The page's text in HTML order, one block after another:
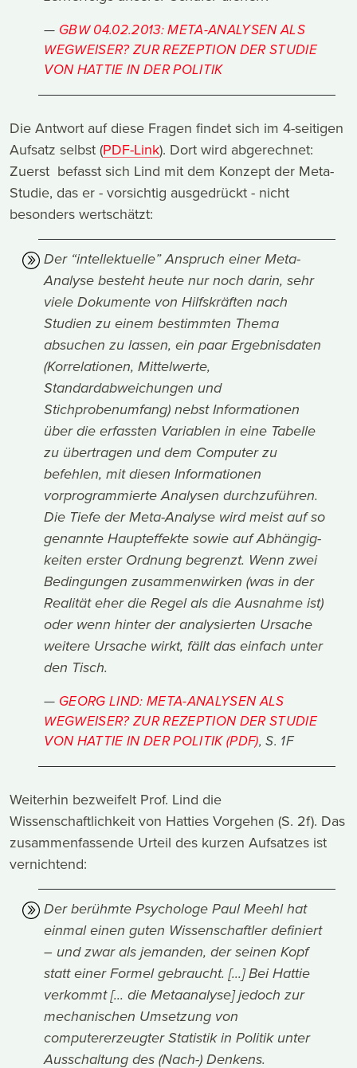
GBW 04.02.2013: META-ANALYSEN ALS
WEGWEISER? ZUR REZEPTION DER STUDIE
VON HATTIE IN DER POLITIK
Die Antwort auf diese Fragen findet sich im 4-seitigen
Aufsatz selbst (PDF-Link). Dort wird abgerechnet:
Zuerst befasst sich Lind mit dem Konzept der Meta-
Studie, das er - vorsichtig ausgedrückt - nicht
besonders wertschätzt:
Der “intellektuelle” Anspruch einer Meta-
Analyse besteht heute nur noch darin, sehr
viele Dokumente von Hilfskräften nach
Studien zu einem bestimmten Thema
absuchen zu lassen, ein paar Ergebnisdaten
(Korrelationen, Mittelwerte,
Standardabweichungen und
Stichprobenumfang) nebst Informationen
über die erfassten Variablen in eine Tabelle
zu übertragen und dem Computer zu
befehlen, mit diesen Informationen
vorprogrammierte Analysen durchzuführen.
Die Tiefe der Meta-Analyse wird meist auf so
genannte Haupteffekte sowie auf Abhängig-
keiten erster Ordnung begrenzt. Wenn zwei
Bedingungen zusammenwirken (was in der
Realität eher die Regel als die Ausnahme ist)
oder wenn hinter der analysierten Ursache
weitere Ursache wirkt, fällt das einfach unter
den Tisch.
GEORG LIND: META-ANALYSEN ALS
WEGWEISER? ZUR REZEPTION DER STUDIE
VON HATTIE IN DER POLITIK (PDF), S. 1F
Weiterhin bezweifelt Prof. Lind die
Wissenschaftlichkeit von Hatties Vorgehen (S. 2f). Das
zusammenfassende Urteil des kurzen Aufsatzes ist
vernichtend:
Der berühmte Psychologe Paul Meehl hat
einmal einen guten Wissenschaftler definiert
– und zwar als jemanden, der seinen Kopf
statt einer Formel gebraucht. [...] Bei Hattie
verkommt [... die Metaanalyse] jedoch zur
mechanischen Umsetzung von
computererzeugter Statistik in Politik unter
Ausschaltung des (Nach-) Denkens.